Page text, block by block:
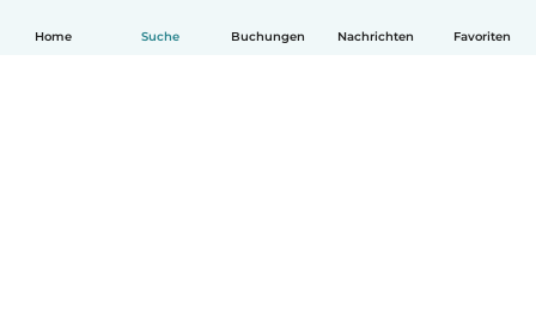
Home Suche Buchungen Nachrichten Favoriten